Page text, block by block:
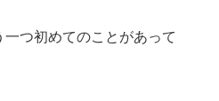
つ初めてのことがあって